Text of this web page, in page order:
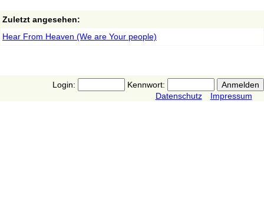
Zuletzt angesehen:
Hear From Heaven (We are Your people)
Login:
Kennwort:
Datenschutz
Impressum